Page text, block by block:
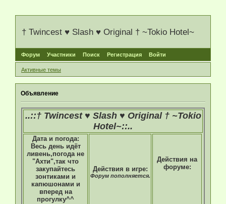
† Twincest ♥ Slash ♥ Original † ~Tokio Hotel~
Форум Участники Поиск Регистрация Войти
Активные темы
Объявление
..::† Twincest ♥ Slash ♥ Original † ~Tokio
Hotel~::..
Дата и погода:
Весь день идёт
ливень,погода не
"Ахти",так что
закупайтесь
зонтиками и
капюшонами и
вперед на
прогулку^^
Действия в игре:
Форум пополняется.
Действия на
форуме: